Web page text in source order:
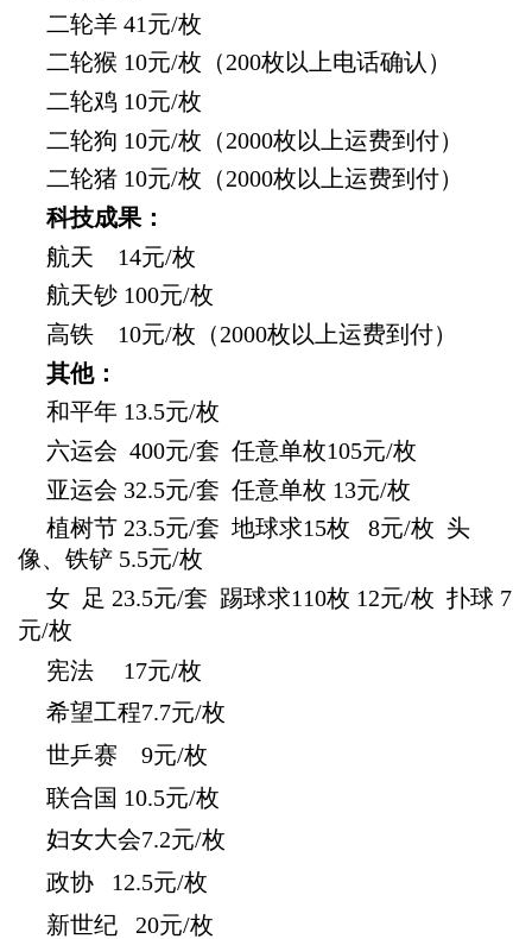
二轮羊 41元/枚
二轮猴 10元/枚（200枚以上电话确认）
二轮鸡 10元/枚
二轮狗 10元/枚（2000枚以上运费到付）
二轮猪 10元/枚（2000枚以上运费到付）
科技成果：
航天 14元/枚
航天钞 100元/枚
高铁 10元/枚（2000枚以上运费到付）
其他：
和平年 13.5元/枚
六运会 400元/套 任意单枚105元/枚
亚运会 32.5元/套 任意单枚 13元/枚
植树节 23.5元/套 地球求15枚 8元/枚 头
像、铁铲 5.5元/枚
女 足 23.5元/套 踢球求110枚 12元/枚 扑球 7
元/枚
宪法 17元/枚
希望工程7.7元/枚
世乒赛 9元/枚
联合国 10.5元/枚
妇女大会7.2元/枚
政协 12.5元/枚
新世纪 20元/枚